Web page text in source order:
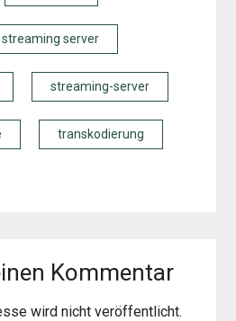
streaming server
streaming-server
transkodierung
Kommentar
wird nicht veröffentlicht.